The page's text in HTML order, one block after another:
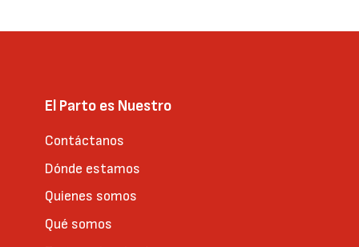
El Parto es Nuestro
Contáctanos
Dónde estamos
Quienes somos
Qué somos